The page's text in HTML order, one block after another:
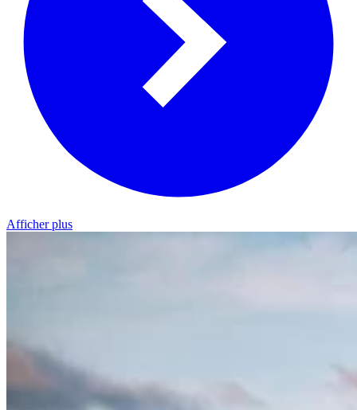
Afficher plus